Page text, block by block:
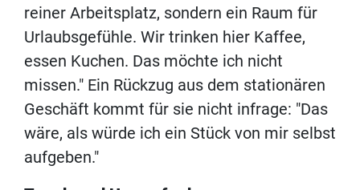
reiner Arbeitsplatz, sondern ein Raum für
Urlaubsgefühle. Wir trinken hier Kaffee,
essen Kuchen. Das möchte ich nicht
missen." Ein Rückzug aus dem stationären
Geschäft kommt für sie nicht infrage: "Das
wäre, als würde ich ein Stück von mir selbst
aufgeben."